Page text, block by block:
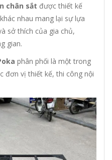
chân sắt được thiết kế
nhau mang lại sự lựa
sở thích của gia chủ,
gian.
phân phối là một trong
đơn vị thiết kế, thi công nội